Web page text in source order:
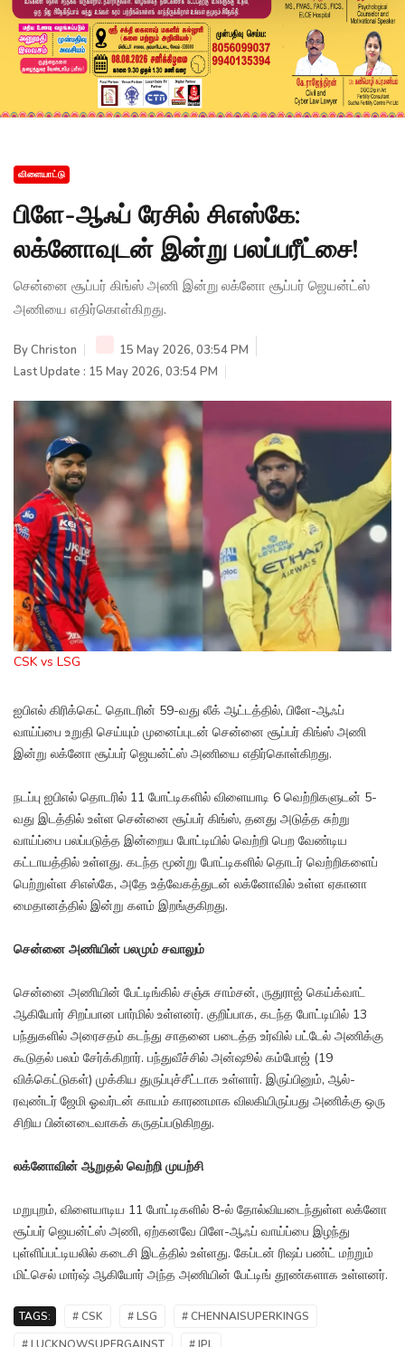
விளையாட்டு
பிளே-ஆஃப் ரேசில் சிஎஸ்கே:
லக்னோவுடன் இன்று பலப்பரீட்சை!
சென்னை சூப்பர் கிங்ஸ் அணி இன்று லக்னோ சூப்பர் ஜெயன்ட்ஸ்
அணியை எதிர்கொள்கிறது.
ByChriston
15 May 2026, 03:54 PM
Last Update : 15 May 2026, 03:54 PM
CSK vs LSG
ஐபிஎல் கிரிக்கெட் தொடரின் 59-வது லீக் ஆட்டத்தில், பிளே-ஆஃப்
வாய்ப்பை உறுதி செய்யும் முனைப்புடன் சென்னை சூப்பர் கிங்ஸ் அணி
இன்று லக்னோ சூப்பர் ஜெயன்ட்ஸ் அணியை எதிர்கொள்கிறது.
நடப்பு ஐபிஎல் தொடரில் 11 போட்டிகளில் விளையாடி 6 வெற்றிகளுடன் 5-
வது இடத்தில் உள்ள சென்னை சூப்பர் கிங்ஸ், தனது அடுத்த சுற்று
வாய்ப்பை பலப்படுத்த இன்றைய போட்டியில் வெற்றி பெற வேண்டிய
கட்டாயத்தில் உள்ளது. கடந்த மூன்று போட்டிகளில் தொடர் வெற்றிகளைப்
பெற்றுள்ள சிஎஸ்கே, அதே உத்வேகத்துடன் லக்னோவில் உள்ள ஏகானா
மைதானத்தில் இன்று களம் இறங்குகிறது.
சென்னை அணியின் பலமும் சவாலும்
சென்னை அணியின் பேட்டிங்கில் சஞ்சு சாம்சன், ருதுராஜ் கெய்க்வாட்
ஆகியோர் சிறப்பான பார்மில் உள்ளனர். குறிப்பாக, கடந்த போட்டியில் 13
பந்துகளில் அரைசதம் கடந்து சாதனை படைத்த உர்வில் பட்டேல் அணிக்கு
கூடுதல் பலம் சேர்க்கிறார். பந்துவீச்சில் அன்ஷூல் கம்போஜ் (19
விக்கெட்டுகள்) முக்கிய துருப்புச்சீட்டாக உள்ளார். இருப்பினும், ஆல்-
ரவுண்டர் ஜேமி ஓவர்டன் காயம் காரணமாக விலகியிருப்பது அணிக்கு ஒரு
சிறிய பின்னடைவாகக் கருதப்படுகிறது.
லக்னோவின் ஆறுதல் வெற்றி முயற்சி
மறுபுறம், விளையாடிய 11 போட்டிகளில் 8-ல் தோல்வியடைந்துள்ள லக்னோ
சூப்பர் ஜெயன்ட்ஸ் அணி, ஏற்கனவே பிளே-ஆஃப் வாய்ப்பை இழந்து
புள்ளிப்பட்டியலில் கடைசி இடத்தில் உள்ளது. கேப்டன் ரிஷப் பண்ட் மற்றும்
மிட்செல் மார்ஷ் ஆகியோர் அந்த அணியின் பேட்டிங் தூண்களாக உள்ளனர்.
TAGS: # CSK # LSG
# CHENNAISUPERKINGS